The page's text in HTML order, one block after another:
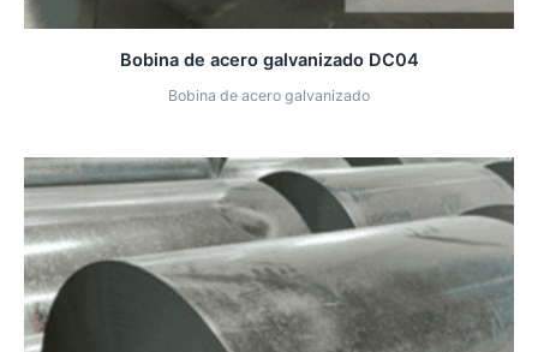
Bobina de acero galvanizado DC04
Bobina de acero galvanizado